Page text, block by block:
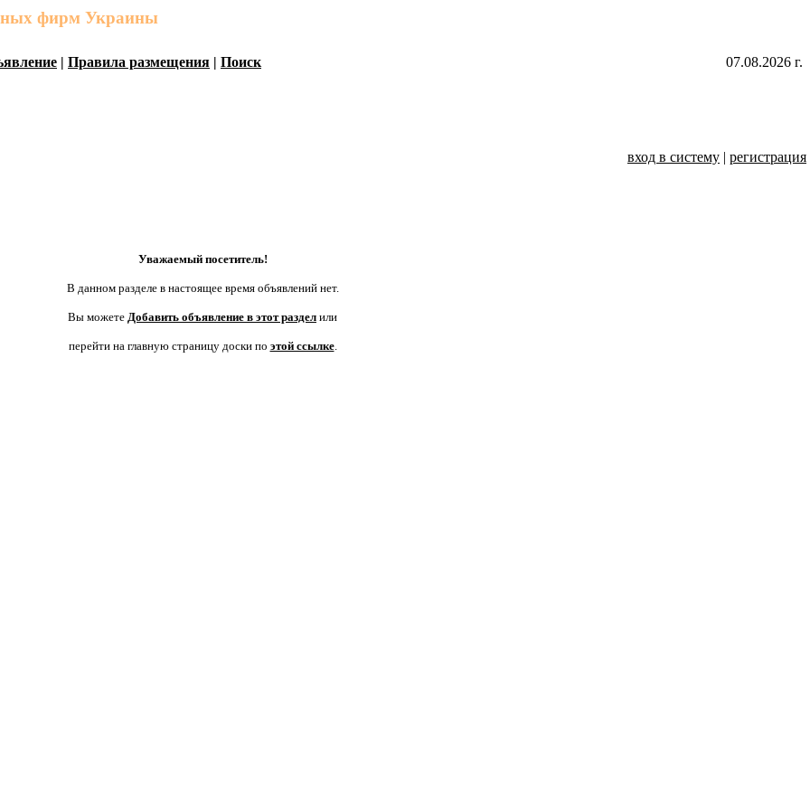
фирм Украины
| Правила размещения | Поиск 07.08.2026 г.
вход в систему | регистрация
Уважаемый посетитель!
В данном разделе в настоящее время объявлений нет.
Вы можете Добавить объявление в этот раздел или
перейти на главную страницу доски по этой ссылке.